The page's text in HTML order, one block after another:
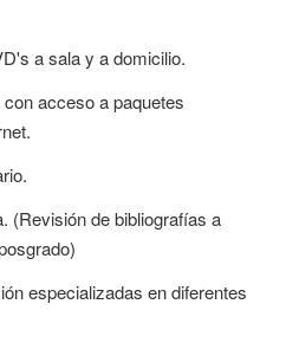
a sala y a domicilio.
acceso a paquetes
(Revisión de bibliografías a
especializadas en diferentes